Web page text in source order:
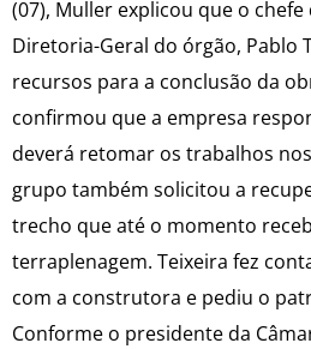
(07), Muller explicou que o chefe
Diretoria-Geral do órgão, Pablo
recursos para a conclusão da
confirmou que a empresa
deverá retomar os trabalhos
grupo também solicitou a
trecho que até o momento
terraplenagem. Teixeira fez
com a construtora e pediu o
Conforme o presidente da